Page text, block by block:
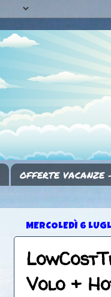
OFFERTE
MERCOLEDÌ 6
Volo +